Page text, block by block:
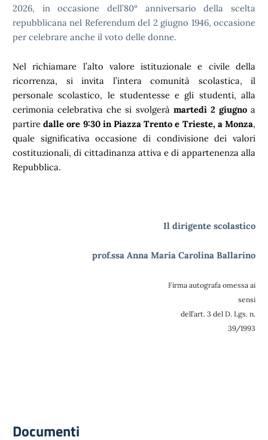
2026, in occasione dell’80° anniversario della scelta
repubblicana nel Referendum del 2 giugno 1946, occasione
per celebrare anche il voto delle donne.
Nel richiamare l’alto valore istituzionale e civile della
ricorrenza, si invita l’intera comunità scolastica, il
personale scolastico, le studentesse e gli studenti, alla
cerimonia celebrativa che si svolgerà martedì 2 giugnoa
partiredalle ore 9:30 in Piazza Trento e Trieste, a Monza,
quale significativa occasione di condivisione dei valori
costituzionali, di cittadinanza attiva e di appartenenza alla
Repubblica.
Il dirigente scolastico
prof.ssa Anna Maria Carolina Ballarino
Firma autografa omessa ai
sensi
dell’art. 3 del D. Lgs. n.
39/1993
Documenti